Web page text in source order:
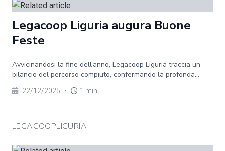
Legacoop Liguria augura Buone
Feste
Avvicinandosi la fine dell’anno, Legacoop Liguria traccia un
bilancio del percorso compiuto, confermando la profonda...
22/12/2025 • 1 min
LEGACOOPLIGURIA